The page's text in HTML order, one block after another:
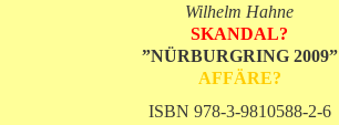
Wilhelm Hahne
SKANDAL?
”NÜRBURGRING 2009”
AFFÄRE?
ISBN 978-3-9810588-2-6